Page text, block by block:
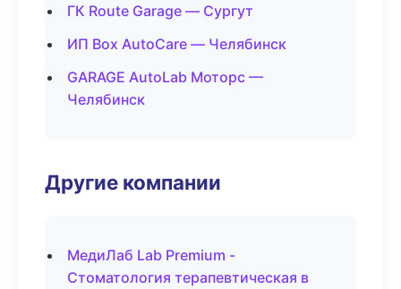
ГК Route Garage — Сургут
ИП Box AutoCare — Челябинск
GARAGE AutoLab Моторс —
Челябинск
Другие компании
МедиЛаб Lab Premium -
Стоматология терапевтическая в